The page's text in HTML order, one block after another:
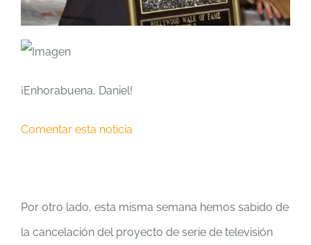
¡Enhorabuena, Daniel!
Comentar esta noticia
Por otro lado, esta misma semana hemos sabido de
la cancelación del proyecto de serie de televisión